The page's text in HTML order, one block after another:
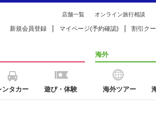
店舗一覧 オンライン旅行相談
新規会員登録 マイページ(予約確認) 割引ク
ンタカー 遊び・体験
海外
海外ツアー